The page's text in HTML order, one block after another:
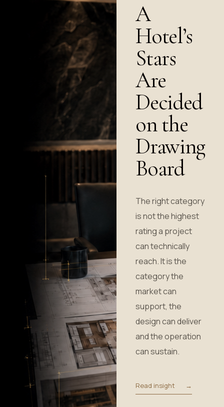
A
Hotel’s
Stars
Are
Decided
on the
Drawing
Board
The right category
is not the highest
rating a project
can technically
reach. It is the
category the
market can
support, the
design can deliver
and the operation
can sustain.
Read insight →